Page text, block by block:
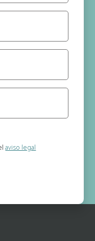
que se realizan a
nos otorga al
rectificación, supresión,
aviso legal